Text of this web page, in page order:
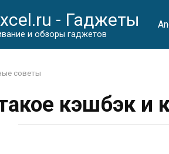
- Гаджеты
и обзоры гаджетов
советы
кэшбэк и